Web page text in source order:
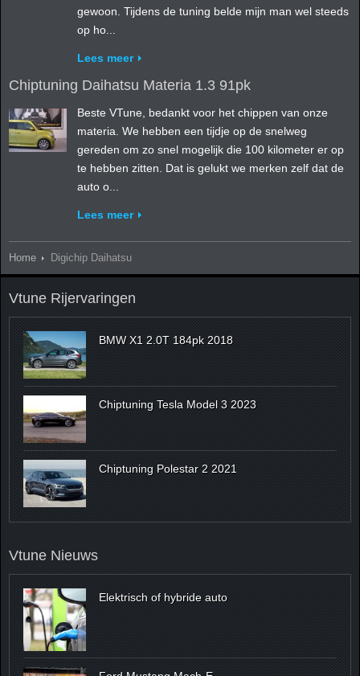
gewoon. Tijdens de tuning belde mijn man wel steeds
op ho...
Lees meer
Chiptuning Daihatsu Materia 1.3 91pk
Beste VTune, bedankt voor het chippen van onze
materia. We hebben een tijdje op de snelweg
gereden om zo snel mogelijk die 100 kilometer er op
te hebben zitten. Dat is gelukt we merken zelf dat de
auto o...
Lees meer
Home Digichip Daihatsu
Vtune Rijervaringen
BMW X1 2.0T 184pk 2018
Chiptuning Tesla Model 3 2023
Chiptuning Polestar 2 2021
Vtune Nieuws
Elektrisch of hybride auto